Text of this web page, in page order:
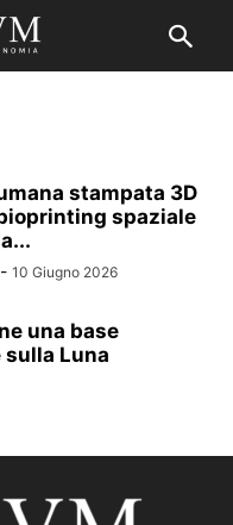
stampata 3D
spaziale
- 10 Giugno 2026
una base
Luna